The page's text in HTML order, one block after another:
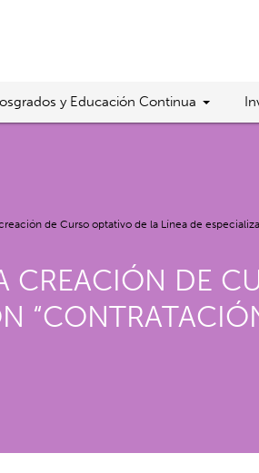
y Educación Continua
de Curso optativo de la Línea de
CREACIÓN DE